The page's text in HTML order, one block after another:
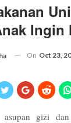
Ingin
On Oct 23,
asupan gizi